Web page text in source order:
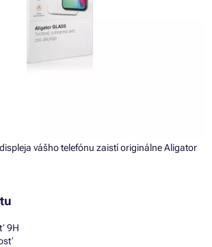
vášho telefónu zaistí originálne Aligator
9H